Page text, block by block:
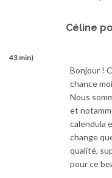
Céline
43 min)
Bonjour !
chance
Nous
et
calendula
change
qualité,
pour ce